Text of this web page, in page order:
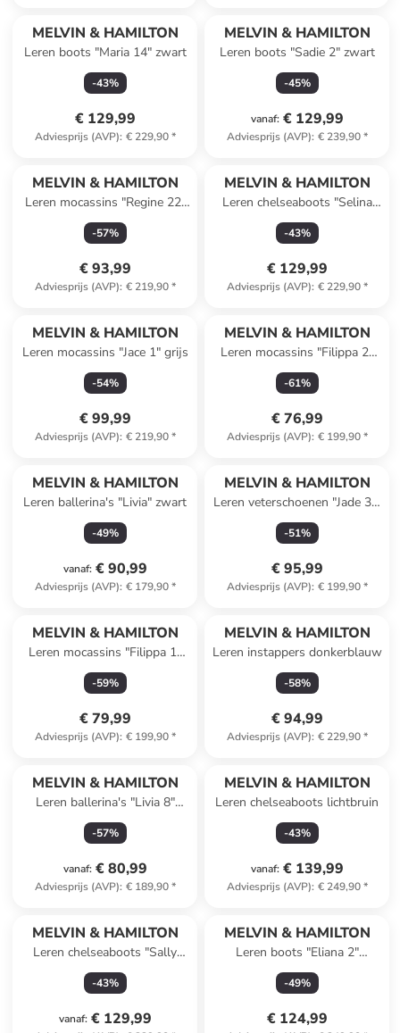
MELVIN & HAMILTON
Leren boots "Maria 14" zwart
-43%
€ 129,99
Adviesprijs (AVP): € 229,90*
MELVIN & HAMILTON
Leren boots "Sadie 2" zwart
-45%
vanaf: € 129,99
Adviesprijs (AVP): € 239,90*
MELVIN & HAMILTON
Leren mocassins "Regine 22"
zwart
-57%
€ 93,99
Adviesprijs (AVP): € 219,90*
MELVIN & HAMILTON
Leren chelseaboots "Selina
29" rood
-43%
€ 129,99
Adviesprijs (AVP): € 229,90*
MELVIN & HAMILTON
Leren mocassins "Jace 1" grijs
-54%
€ 99,99
Adviesprijs (AVP): € 219,90*
MELVIN & HAMILTON
Leren mocassins "Filippa 2"
blauw
-61%
€ 76,99
Adviesprijs (AVP): € 199,90*
MELVIN & HAMILTON
Leren ballerina's "Livia" zwart
-49%
vanaf: € 90,99
Adviesprijs (AVP): € 179,90*
MELVIN & HAMILTON
Leren veterschoenen "Jade 38'
bruin
-51%
€ 95,99
Adviesprijs (AVP): € 199,90*
MELVIN & HAMILTON
Leren mocassins "Filippa 1"
paars
-59%
€ 79,99
Adviesprijs (AVP): € 199,90*
MELVIN & HAMILTON
Leren instappers donkerblauw
-58%
€ 94,99
Adviesprijs (AVP): € 229,90*
MELVIN & HAMILTON
Leren ballerina's "Livia 8"
zwart
-57%
vanaf: € 80,99
Adviesprijs (AVP): € 189,90*
MELVIN & HAMILTON
Leren chelseaboots lichtbruin
-43%
vanaf: € 139,99
Adviesprijs (AVP): € 249,90*
MELVIN & HAMILTON
Leren chelseaboots "Sally
112" zwart
-43%
vanaf: € 129,99
MELVIN & HAMILTON
Leren boots "Eliana 2"
lichtbruin
-49%
€ 124,99